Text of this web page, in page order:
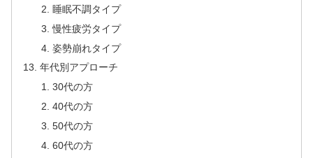
睡眠不調タイプ
慢性疲労タイプ
姿勢崩れタイプ
年代別アプローチ
30代の方
40代の方
50代の方
60代の方